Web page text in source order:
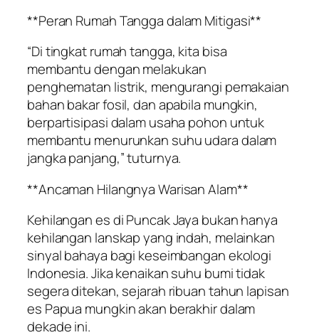
**Peran Rumah Tangga dalam Mitigasi**
“Di tingkat rumah tangga, kita bisa
membantu dengan melakukan
penghematan listrik, mengurangi pemakaian
bahan bakar fosil, dan apabila mungkin,
berpartisipasi dalam usaha pohon untuk
membantu menurunkan suhu udara dalam
jangka panjang,” tuturnya.
**Ancaman Hilangnya Warisan Alam**
Kehilangan es di Puncak Jaya bukan hanya
kehilangan lanskap yang indah, melainkan
sinyal bahaya bagi keseimbangan ekologi
Indonesia. Jika kenaikan suhu bumi tidak
segera ditekan, sejarah ribuan tahun lapisan
es Papua mungkin akan berakhir dalam
dekade ini.